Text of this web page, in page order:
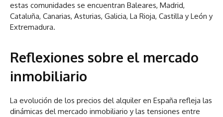
estas comunidades se encuentran Baleares, Madrid,
Cataluña, Canarias, Asturias, Galicia, La Rioja, Castilla y León y
Extremadura.
Reflexiones sobre el mercado
inmobiliario
La evolución de los precios del alquiler en España refleja las
dinámicas del mercado inmobiliario y las tensiones entre